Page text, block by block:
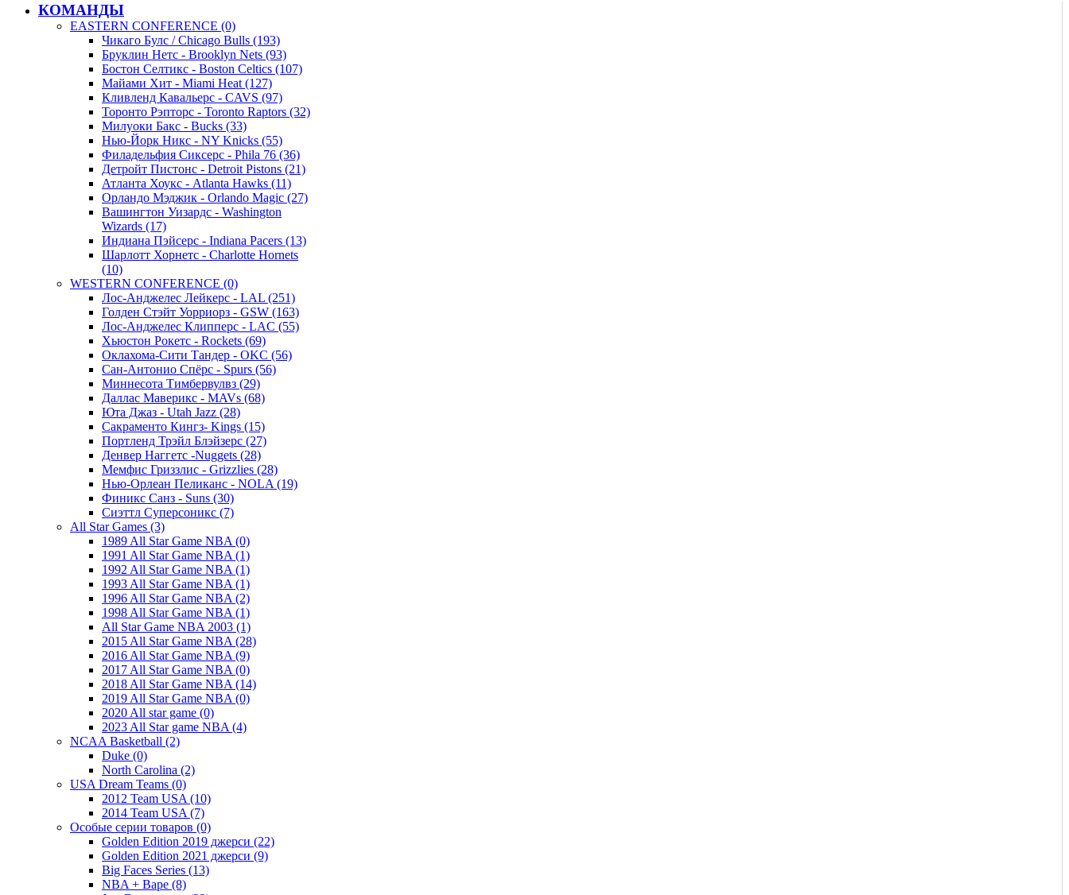
КОМАНДЫ
EASTERN CONFERENCE (0)
Чикаго Булс / Chicago Bulls (193)
Бруклин Нетс - Brooklyn Nets (93)
Бостон Селтикс - Boston Celtics (107)
Майами Хит - Miami Heat (127)
Кливленд Кавальерс - CAVS (97)
Торонто Рэпторс - Toronto Raptors (32)
Милуоки Бакс - Bucks (33)
Нью-Йорк Никс - NY Knicks (55)
Филадельфия Сиксерс - Phila 76 (36)
Детройт Пистонс - Detroit Pistons (21)
Атланта Хоукс - Atlanta Hawks (11)
Орландо Мэджик - Orlando Magic (27)
Вашингтон Уизардс - Washington
Wizards (17)
Индиана Пэйсерс - Indiana Pacers (13)
Шарлотт Хорнетс - Charlotte Hornets
(10)
WESTERN CONFERENCE (0)
Лос-Анджелес Лейкерс - LAL (251)
Голден Стэйт Уорриорз - GSW (163)
Лос-Анджелес Клипперс - LAC (55)
Хьюстон Рокетс - Rockets (69)
Оклахома-Сити Тандер - OKC (56)
Сан-Антонио Спёрс - Spurs (56)
Миннесота Тимбервулвз (29)
Даллас Маверикс - MAVs (68)
Юта Джаз - Utah Jazz (28)
Сакраменто Кингз- Kings (15)
Портленд Трэйл Блэйзерс (27)
Денвер Наггетс -Nuggets (28)
Мемфис Гриззлис - Grizzlies (28)
Нью-Орлеан Пеликанс - NOLA (19)
Финикс Санз - Suns (30)
Сиэттл Суперсоникс (7)
All Star Games (3)
1989 All Star Game NBA (0)
1991 All Star Game NBA (1)
1992 All Star Game NBA (1)
1993 All Star Game NBA (1)
1996 All Star Game NBA (2)
1998 All Star Game NBA (1)
All Star Game NBA 2003 (1)
2015 All Star Game NBA (28)
2016 All Star Game NBA (9)
2017 All Star Game NBA (0)
2018 All Star Game NBA (14)
2019 All Star Game NBA (0)
2020 All star game (0)
2023 All Star game NBA (4)
NCAA Basketball (2)
Duke (0)
North Carolina (2)
USA Dream Teams (0)
2012 Team USA (10)
2014 Team USA (7)
Особые серии товаров (0)
Golden Edition 2019 джерси (22)
Golden Edition 2021 джерси (9)
Big Faces Series (13)
NBA + Bape (8)